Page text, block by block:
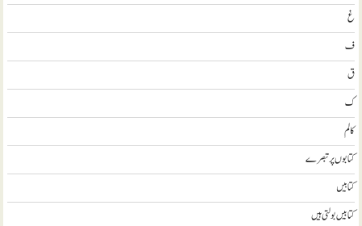
غ
ف
ق
ک
کالم
کتابوں پر تبصرے
کتابيں
کتابیں بولتی ہیں